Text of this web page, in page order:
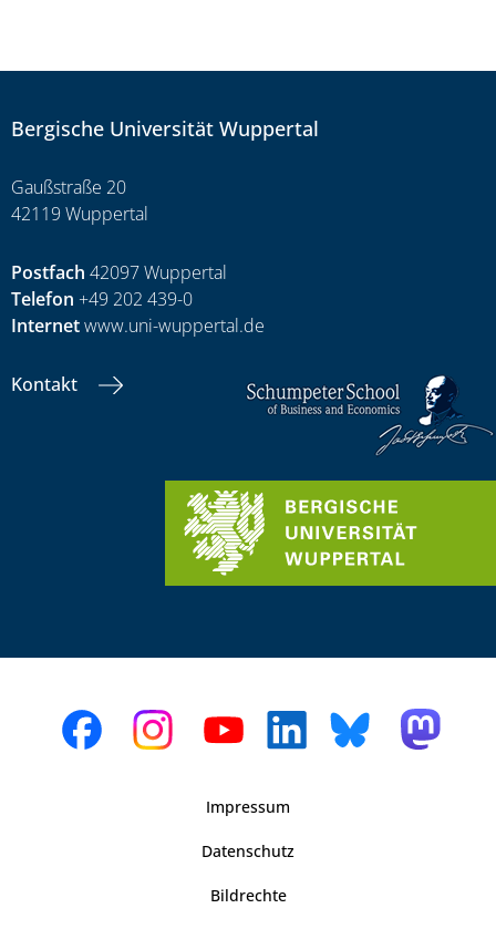
Bergische Universität Wuppertal
Gaußstraße 20
42119 Wuppertal
Postfach 42097 Wuppertal
Telefon +49 202 439-0
Internetwww.uni-wuppertal.de
Kontakt
Impressum
Datenschutz
Bildrechte